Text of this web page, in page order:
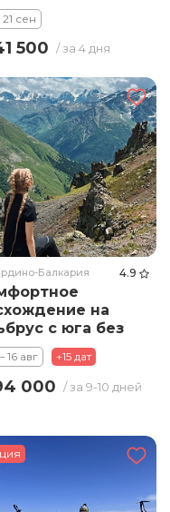
21 сен
500 / за 4 дня
Балкария 4.9
на
с юга без
Тариф
16 авг +15 дат
000 / за 9-10 дней